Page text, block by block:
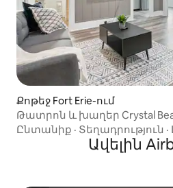
Քոթեջ Fort Erie-ում
Թատրոն և խաղեր Crystal
Ընտանիք · Տեղադրություն ·
Ավելին